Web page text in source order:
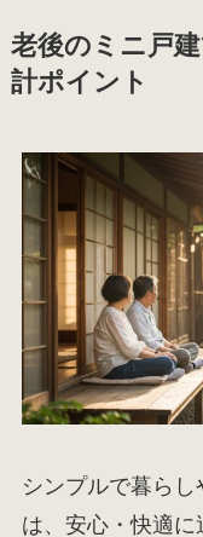
老後のミニ戸
計ポイント
シンプルで暮ら
は、安心・快適に